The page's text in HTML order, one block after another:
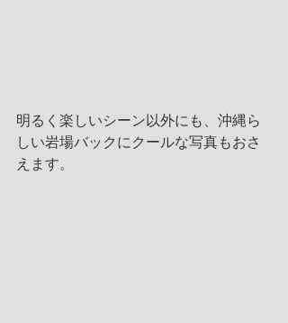
明るく楽しいシーン以外にも、沖縄ら
しい岩場バックにクールな写真もおさ
えます。